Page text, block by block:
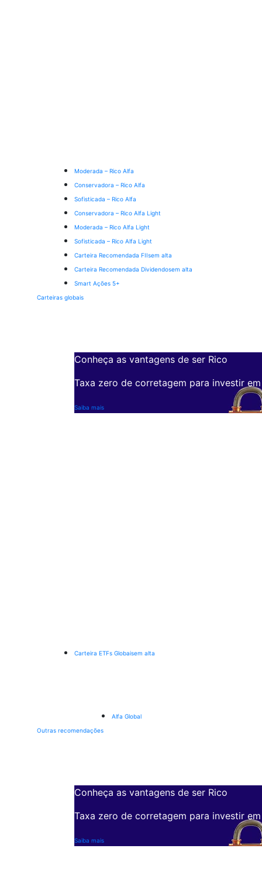
Moderada – Rico Alfa
Conservadora – Rico Alfa
Sofisticada – Rico Alfa
Conservadora – Rico Alfa Light
Moderada – Rico Alfa Light
Sofisticada – Rico Alfa Light
Carteira Recomendada FIIsem alta
Carteira Recomendada Dividendosem alta
Smart Ações 5+
Carteiras globais
Conheça as vantagens de ser Rico
Taxa zero de corretagem para investir
Saiba mais
Carteira ETFs Globaisem alta
Alfa Global
Outras recomendações
Conheça as vantagens de ser Rico
Taxa zero de corretagem para investir
Saiba mais